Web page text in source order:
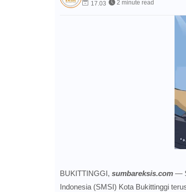
17.03
2 minute read
BUKITTINGGI, sumbareksis.com—
Indonesia (SMSI) Kota Bukittinggi